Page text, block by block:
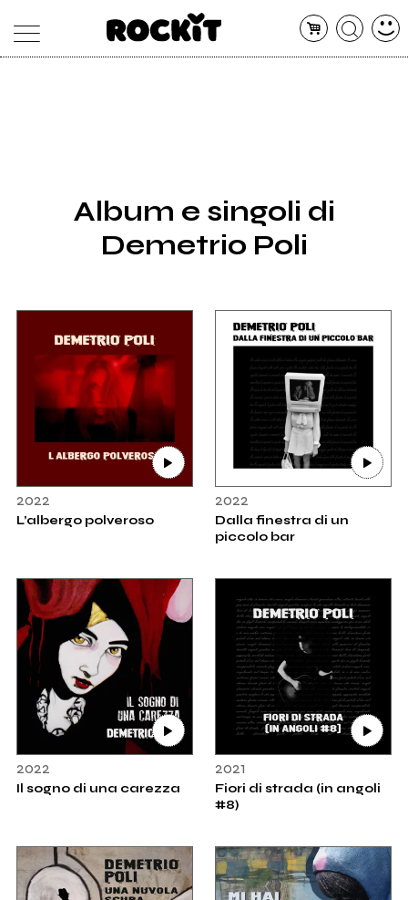
SHOP
RADIO
Album e singoli di
Demetrio Poli
2022
L’albergo polveroso
2022
Dalla finestra di un
piccolo bar
2022
Il sogno di una carezza
2021
Fiori di strada (in angoli
#8)